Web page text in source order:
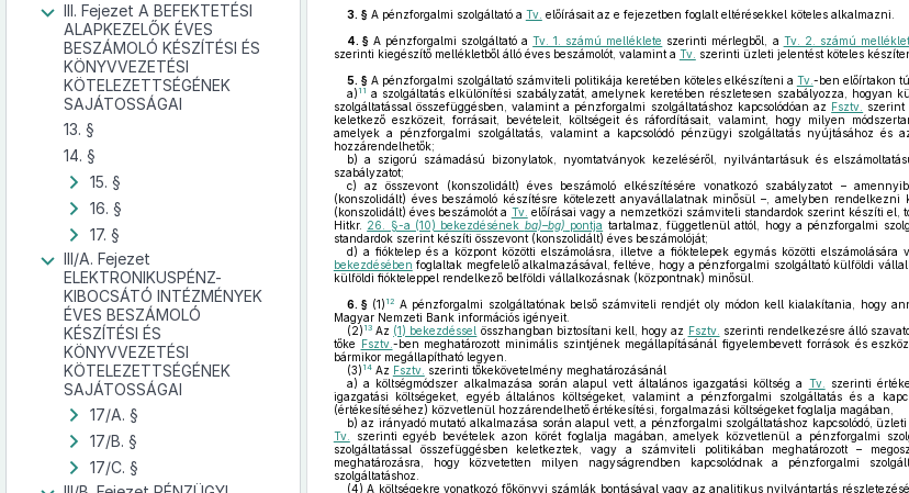
III. Fejezet A BEFEKTETÉSI
ALAPKEZELŐK ÉVES
BESZÁMOLÓ KÉSZÍTÉSI ÉS
KÖNYVVEZETÉSI
KÖTELEZETTSÉGÉNEK
SAJÁTOSSÁGAI
13. §
14. §
15. §
16. §
17. §
III/A. Fejezet
ELEKTRONIKUSPÉNZ-
KIBOCSÁTÓ INTÉZMÉNYEK
ÉVES BESZÁMOLÓ
KÉSZÍTÉSI ÉS
KÖNYVVEZETÉSI
KÖTELEZETTSÉGÉNEK
SAJÁTOSSÁGAI
17/A. §
17/B. §
17/C. §
3. §A pénzforgalmi szolgáltató a Tv. előírásait az e fejezetben foglalt eltérésekkel köteles alkalmazni.
4. §A pénzforgalmi szolgáltató aTv. 1. számú melléklete szerinti mérlegből, a Tv. 2. számú
szerinti kiegészítő mellékletből álló éves beszámolót, valamint a Tv. szerinti üzleti jelentést köteles
5. §A pénzforgalmi szolgáltató számviteli politikája keretében köteles elkészíteni a Tv. -ben előírtakon
a) 11 a szolgáltatás elkülönítési szabályzatát, amelynek keretében részletesen szabályozza, hogyan
szolgáltatással összefüggésben, valamint a pénzforgalmi szolgáltatáshoz kapcsolódóan az Fsztv.
szerint
keletkező eszközeit, forrásait, bevételeit, költségeit és ráfordításait, valamint, hogy milyen
amelyek a pénzforgalmi szolgáltatás, valamint a kapcsolódó pénzügyi szolgáltatás nyújtásához és
hozzárendelhetők;
b) a szigorú számadású bizonylatok, nyomtatványok kezeléséről, nyilvántartásuk és
szabályzatot;
c) az összevont (konszolidált) éves beszámoló elkészítésére vonatkozó szabályzatot –
(konszolidált) éves beszámoló készítésre kötelezett anyavállalatnak minősül –, amelyben rendelkezni
(konszolidált) éves beszámolót a Tv. előírásai vagy a nemzetközi számviteli standardok szerint készíti el,
Hitkr. 26. §-a (10) bekezdésének ba)–bg) pontja tartalmaz, függetlenül attól, hogy a pénzforgalmi
standardok szerint készíti összevont (konszolidált) éves beszámolóját;
d) a fióktelep és a központ közötti elszámolásra, illetve a fióktelepek egymás közötti elszámolására
bekezdésében foglaltak megfelelő alkalmazásával, feltéve, hogy a pénzforgalmi szolgáltató külföldi
külföldi fiókteleppel rendelkező belföldi vállalkozásnak (központnak) minősül.
6. §(1) 12 A pénzforgalmi szolgáltatónak belső számviteli rendjét oly módon kell kialakítania, hogy
Magyar Nemzeti Bank információs igényeit.
(2) 13Az (1) bekezdéssel összhangban biztosítani kell, hogy az Fsztv. szerinti rendelkezésre álló
tőke Fsztv. -ben meghatározott minimális szintjének megállapításánál figyelembevett források és
bármikor megállapítható legyen.
(3) 14Az Fsztv. szerinti tőkekövetelmény meghatározásánál
a) a költségmódszer alkalmazása során alapul vett általános igazgatási költség a Tv.
szerinti
igazgatási költségeket, egyéb általános költségeket, valamint a pénzforgalmi szolgáltatás és a
(értékesítéséhez) közvetlenül hozzárendelhető értékesítési, forgalmazási költségeket foglalja magában,
b) az irányadó mutató alkalmazása során alapul vett, a pénzforgalmi szolgáltatáshoz kapcsolódó,
Tv.
szerinti egyéb bevételek azon körét foglalja magában, amelyek közvetlenül a pénzforgalmi
szolgáltatással összefüggésben keletkeztek, vagy a számviteli politikában meghatározott –
meghatározásra, hogy közvetetten milyen nagyságrendben kapcsolódnak a pénzforgalmi
szolgáltatáshoz.
(4) A költségekre vonatkozó főkönyvi számlák bontásával vagy az analitikus nyilvántartás